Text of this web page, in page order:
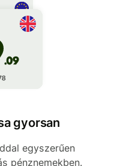
gyorsan
egyszerűen
pénznemekben.